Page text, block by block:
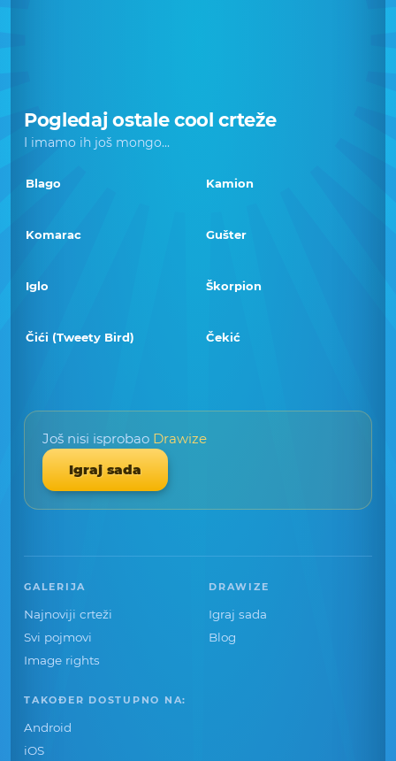
Pogledaj ostale cool crteže
I imamo ih još mongo...
Blago Kamion
Komarac Gušter
Iglo Škorpion
Čići (Tweety Bird) Čekić
Još nisi isprobao Drawize
Igraj sada
GALERIJA
Najnoviji crteži
Svi pojmovi
Image rights
DRAWIZE
Igraj sada
Blog
TAKOĐER DOSTUPNO NA:
Android
iOS